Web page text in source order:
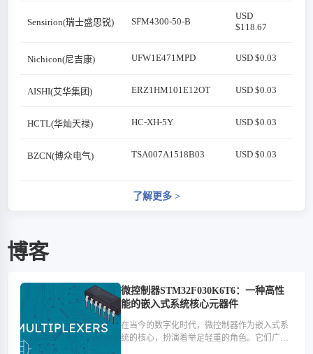
Sensirion(瑞士盛思锐) SFM4300-50-B
USD
$118.67
Nichicon(尼吉康) UFW1E471MPD USD $0.03
AISHI(艾华集团) ERZ1HM101E12OT USD $0.03
HCTL(华灿天禄) HC-XH-5Y USD $0.03
BZCN(博众电气) TSA007A1518B03 USD $0.03
了解更多 >
博客
微控制器STM32F030K6T6：一种高性
能的嵌入式系统核心元器件
在当今的数字化时代，微控制器作为嵌入式系
统的核心，扮演着举足轻重的角色。它们广泛